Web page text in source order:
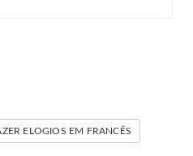
ELOGIOS EM FRANCÊS